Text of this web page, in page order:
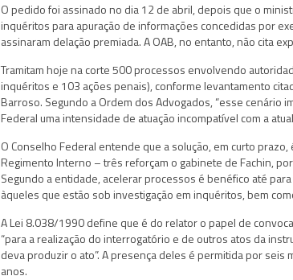
O pedido foi assinado no dia 12 de abril, depois que o
inquéritos para apuração de informações concedidas por
assinaram delação premiada. A OAB, no entanto, não cita
Tramitam hoje na corte 500 processos envolvendo
inquéritos e 103 ações penais), conforme levantamento
Barroso. Segundo a Ordem dos Advogados, “esse cenário
Federal uma intensidade de atuação incompatível com a
O Conselho Federal entende que a solução, em curto
Regimento Interno – três reforçam o gabinete de Fachin,
Segundo a entidade, acelerar processos é benéfico até
àqueles que estão sob investigação em inquéritos, bem
A Lei 8.038/1990 define que é do relator o papel de
“para a realização do interrogatório e de outros atos da
deva produzir o ato”. A presença deles é permitida por
anos.